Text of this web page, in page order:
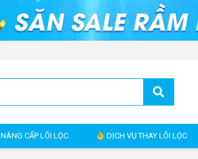
NÂNG CẤP LÕI LỌC DỊCH VỤ THAY LÕI LỌC